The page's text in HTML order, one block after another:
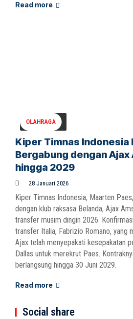
Read more
OLAHRAGA
Kiper Timnas Indonesia
Bergabung dengan
hingga 2029
28 Januari 2026
Kiper Timnas Indonesia, Maarten
dengan klub raksasa Belanda, Ajax
transfer musim dingin 2026.
transfer Italia, Fabrizio Romano, yang
Ajax telah menyepakati kesepakatan
Dallas untuk merekrut Paes.
berlangsung hingga 30 Juni 2029.
Read more
Social share